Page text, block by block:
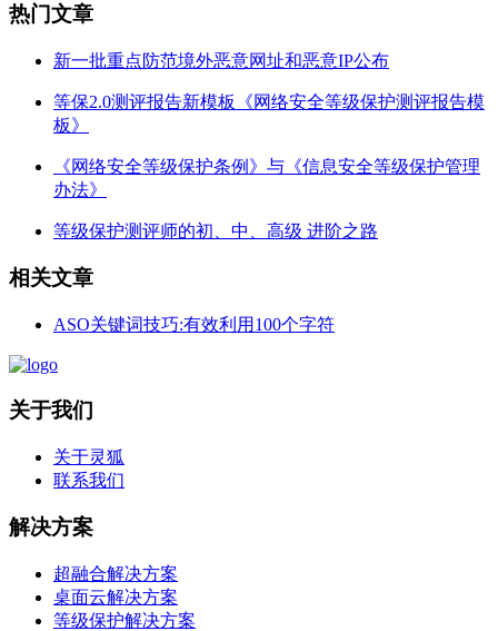
热门文章
新一批重点防范境外恶意网址和恶意IP公布
等保2.0测评报告新模板《网络安全等级保护测评报告模
板》
《网络安全等级保护条例》与《信息安全等级保护管理
办法》
等级保护测评师的初、中、高级 进阶之路
相关文章
ASO关键词技巧:有效利用100个字符
关于我们
关于灵狐
联系我们
解决方案
超融合解决方案
桌面云解决方案
等级保护解决方案